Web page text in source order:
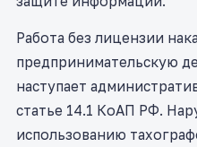
Работа без лицензии
предпринимательскую
наступает
статье 14.1 КоАП РФ.
использованию